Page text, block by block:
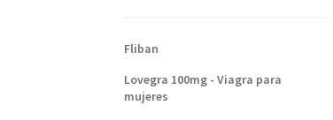
Fliban
Lovegra 100mg - Viagra para
mujeres